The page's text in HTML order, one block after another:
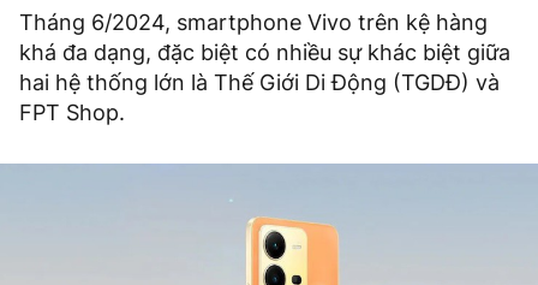
Tháng 6/2024, smartphone Vivo trên kệ hàng
khá đa dạng, đặc biệt có nhiều sự khác biệt giữa
hai hệ thống lớn là Thế Giới Di Động (TGDĐ) và
FPT Shop.